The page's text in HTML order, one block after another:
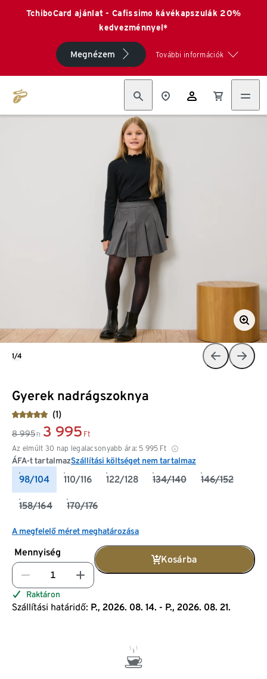
TchiboCard ajánlat - Cafissimo kávékapszulák 20%
kedvezménnyel*
Megnézem További információk
Gyerek nadrágszoknya
(1)
8 995 Ft 3 995 Ft
Az elmúlt 30 nap legalacsonyabb ára: 5 995 Ft
ÁFA-t tartalmazSzállítási költséget nem tartalmaz
98/104 110/116 122/128 134/140 146/152
158/164 170/176
A megfelelő méret meghatározása
Mennyiség
Kosárba
Raktáron
Szállítási határidő: P., 2026. 08. 14. - P., 2026. 08. 21.
1/4